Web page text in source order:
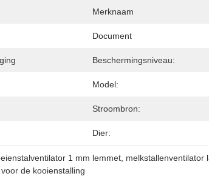
Merknaam
Document
Beschermingsniveau:
Model:
Stroombron:
Dier:
1 mm lemmet melkstallenventilator
de kooienstalling